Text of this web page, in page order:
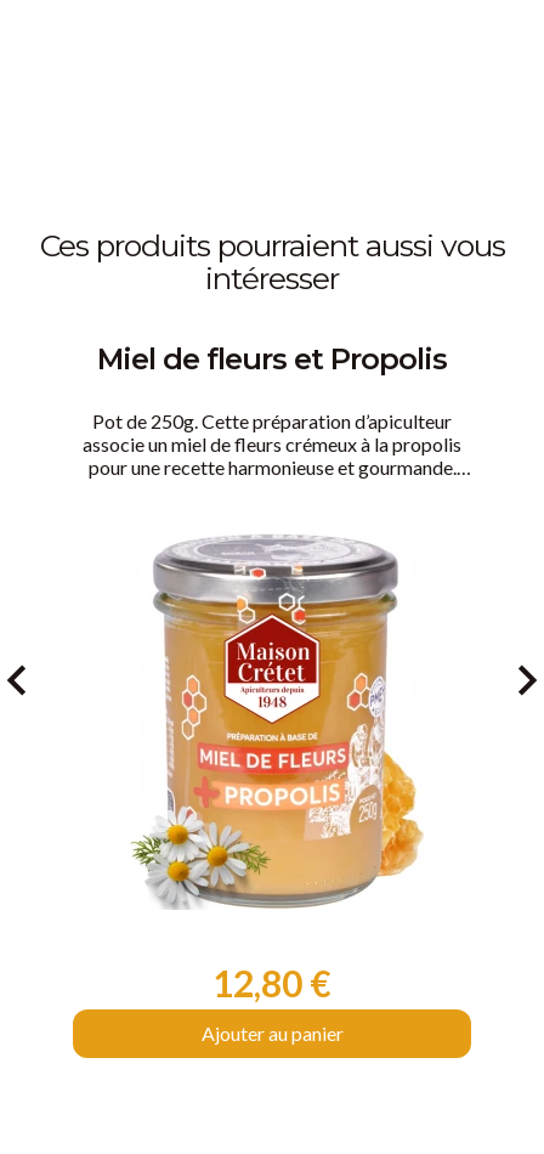
ces produits pourraient aussi vous
intéresser
Miel de fleurs et Propolis
Pot de 250g. Cette préparation d’apiculteur
associe un miel de fleurs crémeux à la propolis
pour une recette harmonieuse et gourmande.
aromatique affirmé de la propolis.
Prix
12,80 €
Ajouter au panier